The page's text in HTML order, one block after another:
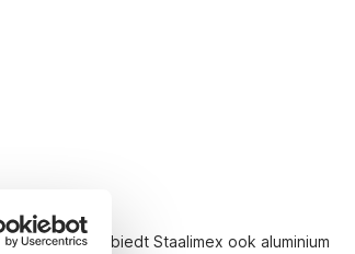
vereist is, biedt Staalimex ook aluminium